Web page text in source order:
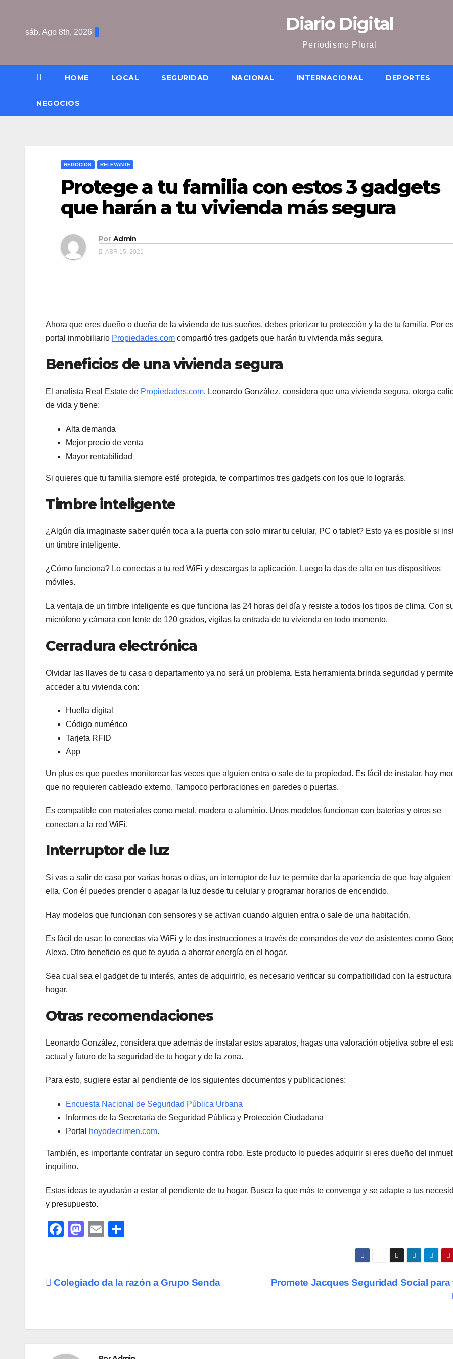
contenido
sáb. Ago 8th, 2026 Diario Digital
Periodismo Plural
HOME LOCAL SEGURIDAD NACIONAL INTERNACIONAL DEPORTES
NEGOCIOS
NEGOCIOS RELEVANTE
Protege a tu familia con estos 3 gadgets
que harán a tu vivienda más segura
Por Admin
ABR 15, 2021
Ahora que eres dueño o dueña de la vivienda de tus sueños, debes priorizar tu protección y la de tu familia. Por
portal inmobiliario Propiedades.com compartió tres gadgets que harán tu vivienda más segura.
Beneficios de una vivienda segura
El analista Real Estate de Propiedades.com, Leonardo González, considera que una vivienda segura, otorga
de vida y tiene:
Alta demanda
Mejor precio de venta
Mayor rentabilidad
Si quieres que tu familia siempre esté protegida, te compartimos tres gadgets con los que lo lograrás.
Timbre inteligente
¿Algún día imaginaste saber quién toca a la puerta con solo mirar tu celular, PC o tablet? Esto ya es posible si
un timbre inteligente.
¿Cómo funciona? Lo conectas a tu red WiFi y descargas la aplicación. Luego la das de alta en tus dispositivos
móviles.
La ventaja de un timbre inteligente es que funciona las 24 horas del día y resiste a todos los tipos de clima. Con
micrófono y cámara con lente de 120 grados, vigilas la entrada de tu vivienda en todo momento.
Cerradura electrónica
Olvidar las llaves de tu casa o departamento ya no será un problema. Esta herramienta brinda seguridad y permite
acceder a tu vivienda con:
Huella digital
Código numérico
Tarjeta RFID
App
Un plus es que puedes monitorear las veces que alguien entra o sale de tu propiedad. Es fácil de instalar, hay
que no requieren cableado externo. Tampoco perforaciones en paredes o puertas.
Es compatible con materiales como metal, madera o aluminio. Unos modelos funcionan con baterías y otros se
conectan a la red WiFi.
Interruptor de luz
Si vas a salir de casa por varias horas o días, un interruptor de luz te permite dar la apariencia de que hay alguien
ella. Con él puedes prender o apagar la luz desde tu celular y programar horarios de encendido.
Hay modelos que funcionan con sensores y se activan cuando alguien entra o sale de una habitación.
Es fácil de usar: lo conectas vía WiFi y le das instrucciones a través de comandos de voz de asistentes como
Alexa. Otro beneficio es que te ayuda a ahorrar energía en el hogar.
Sea cual sea el gadget de tu interés, antes de adquirirlo, es necesario verificar su compatibilidad con la estructura
hogar.
Otras recomendaciones
Leonardo González, considera que además de instalar estos aparatos, hagas una valoración objetiva sobre el
actual y futuro de la seguridad de tu hogar y de la zona.
Para esto, sugiere estar al pendiente de los siguientes documentos y publicaciones:
Encuesta Nacional de Seguridad Pública Urbana
Informes de la Secretaría de Seguridad Pública y Protección Ciudadana
Portal
hoyodecrimen.com.
También, es importante contratar un seguro contra robo. Este producto lo puedes adquirir si eres dueño del
inquilino.
Estas ideas te ayudarán a estar al pendiente de tu hogar. Busca la que más te convenga y se adapte a tus
y presupuesto.
F
e
o
M
o
n
E
p
Navegación
entradas
Promete Jacques Seguridad Social para
Colegiado da la razón a Grupo Senda